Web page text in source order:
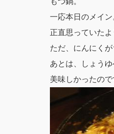
一応本日のメイン
正直思っていた
ただ、にんにく
あとは、しょう
美味しかったの